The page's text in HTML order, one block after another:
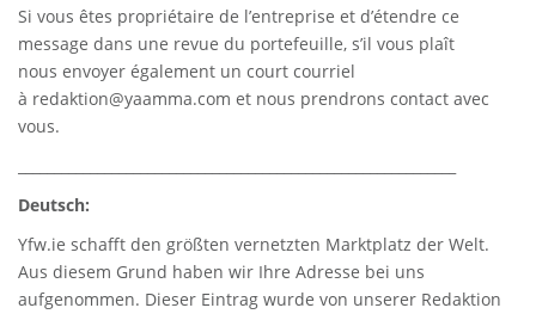
Si vous êtes propriétaire de l’entreprise et d’étendre ce
message dans une revue du portefeuille, s’il vous plaît
nous envoyer également un court courriel
à redaktion@yaamma.com et nous prendrons contact avec
vous.
Deutsch:
Yfw.ie schafft den größten vernetzten Marktplatz der Welt.
Aus diesem Grund haben wir Ihre Adresse bei uns
aufgenommen. Dieser Eintrag wurde von unserer Redaktion